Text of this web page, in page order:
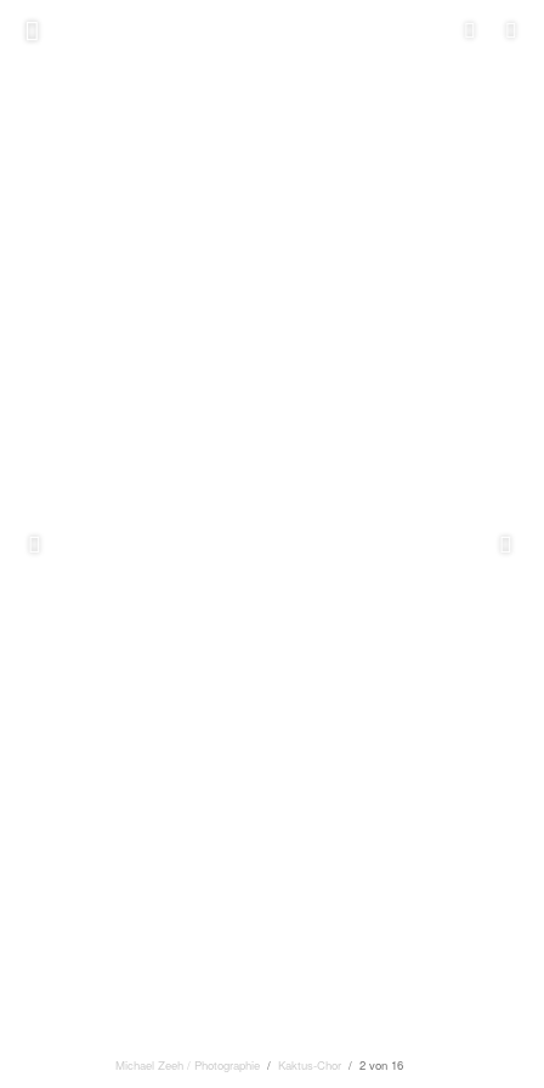
Michael Zeeh / Photographie / Kaktus-Chor / 2 von 16